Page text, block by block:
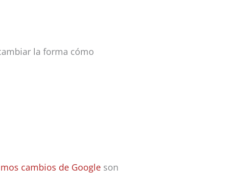
la forma cómo
cambios de Google son